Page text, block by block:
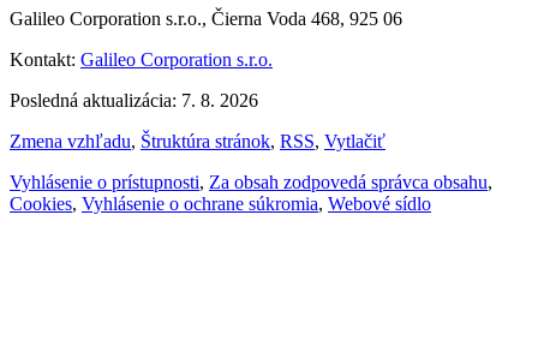
Galileo Corporation s.r.o., Čierna Voda 468, 925 06
Kontakt: Galileo Corporation s.r.o.
Posledná aktualizácia: 7. 8. 2026
Zmena vzhľadu, Štruktúra stránok, RSS, Vytlačiť
Vyhlásenie o prístupnosti, Za obsah zodpovedá správca obsahu,
Cookies, Vyhlásenie o ochrane súkromia, Webové sídlo